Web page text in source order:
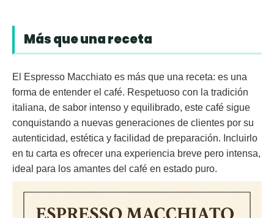
Más que una receta
El Espresso Macchiato es más que una receta: es una
forma de entender el café. Respetuoso con la tradición
italiana, de sabor intenso y equilibrado, este café sigue
conquistando a nuevas generaciones de clientes por su
autenticidad, estética y facilidad de preparación. Incluirlo
en tu carta es ofrecer una experiencia breve pero intensa,
ideal para los amantes del café en estado puro.